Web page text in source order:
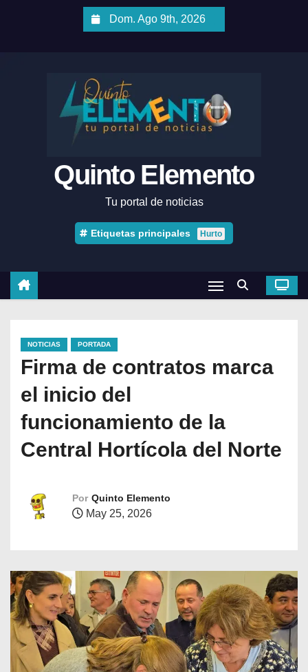
Dom. Ago 9th, 2026
Quinto Elemento
Tu portal de noticias
Etiquetas principales Hurto
NOTICIAS PORTADA
Firma de contratos marca
el inicio del
funcionamiento de la
Central Hortícola del Norte
Por Quinto Elemento
May 25, 2026